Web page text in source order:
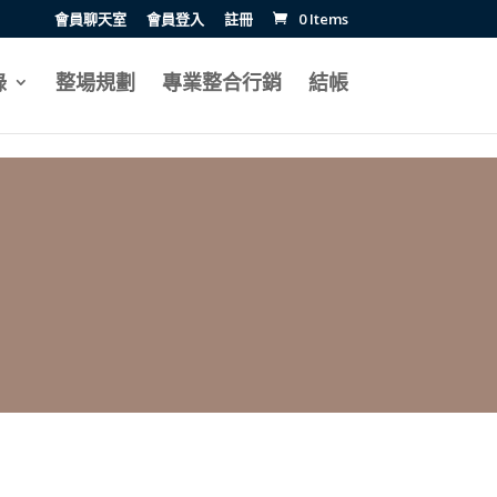
會員聊天室 會員登入 註冊 0 Items
整場規劃 專業整合行銷 結帳